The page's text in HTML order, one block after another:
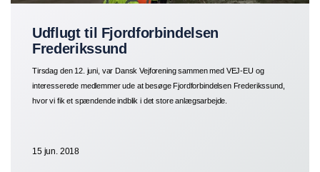
Udflugt til Fjordforbindelsen
Frederikssund
Tirsdag den 12. juni, var Dansk Vejforening sammen med VEJ-EU og
interesserede medlemmer ude at besøge Fjordforbindelsen Frederikssund,
hvor vi fik et spændende indblik i det store anlægsarbejde.
15 jun. 2018